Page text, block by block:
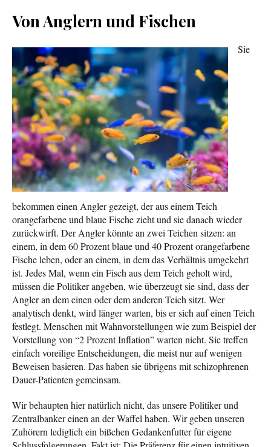
Von Anglern und Fischen
Sie
bekommen einen Angler gezeigt, der aus einem Teich
orangefarbene und blaue Fische zieht und sie danach wieder
zurückwirft. Der Angler könnte an zwei Teichen sitzen: an
einem, in dem 60 Prozent blaue und 40 Prozent orangefarbene
Fische leben, oder an einem, in dem das Verhältnis umgekehrt
ist. Jedes Mal, wenn ein Fisch aus dem Teich geholt wird,
müssen die Politiker angeben, wie überzeugt sie sind, dass der
Angler an dem einen oder dem anderen Teich sitzt. Wer
analytisch denkt, wird länger warten, bis er sich auf einen Teich
festlegt. Menschen mit Wahnvorstellungen wie zum Beispiel der
Vorstellung von “2 Prozent Inflation” warten nicht. Sie treffen
einfach voreilige Entscheidungen, die meist nur auf wenigen
Beweisen basieren. Das haben sie übrigens mit schizophrenen
Dauer-Patienten gemeinsam.
Wir behaupten hier natürlich nicht, das unsere Politiker und
Zentralbanker einen an der Waffel haben. Wir geben unseren
Zuhörern lediglich ein bißchen Gedankenfutter für eigene